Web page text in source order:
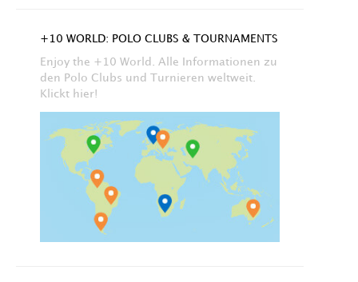
+10 WORLD: POLO CLUBS & TOURNAMENTS
Enjoy the +10 World. Alle Informationen zu
den Polo Clubs und Turnieren weltweit.
Klickt hier!